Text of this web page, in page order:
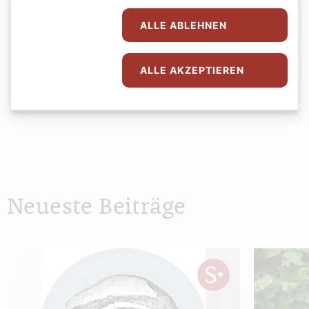
Redaktion
Neueste Beiträge
ALLE ABLEHNEN
ALLE AKZEPTIEREN